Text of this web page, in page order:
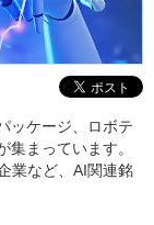
ッケージ、ロボテ
集まっています。
業など、AI関連銘